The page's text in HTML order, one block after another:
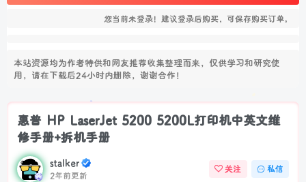
您当前未登录！建议登录后购买，可保存购买订单。
本站资源均为作者特供和网友推荐收集整理而来，仅供学习和研究使
用，请在下载后24小时内删除，谢谢合作！
惠普 HP LaserJet 5200 5200L打印机中英文维
修手册+拆机手册
stalker
2年前更新
关注 私信